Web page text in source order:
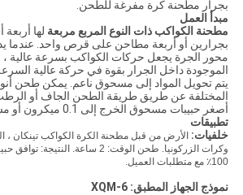
بجرار مطحنة كرة مفرغة للطحن.
مبدأ العمل
مطحنة الكواكب ذات النوع المربع مربعة لها
بجرارين أو أربعة مطاحن على قرص واحد. عندما
محور الجرة يجعل حركات الكواكب بسرعة عالية ،
الموجودة داخل الجرار بقوة في حركة عالية
يتم تحويل المواد إلى مسحوق ناعم. يمكن طحن
المختلفة عن طريق طريقة الطحن الجاف أو
أصغر حبيبات مسحوق الخرج إلى 0.1 ميكرون أو مسحوق نانو.
تطبيقات
خلفيات: الأرض من قبل مطحنة الكرة الكواكب تينكان ،
وكرات الزركونيا. طحن الوقت: 2 ساعة.
النتيجة: توافق
100٪ مع متطلبات العميل.
نموذج الجهاز المطبق: XQM-6